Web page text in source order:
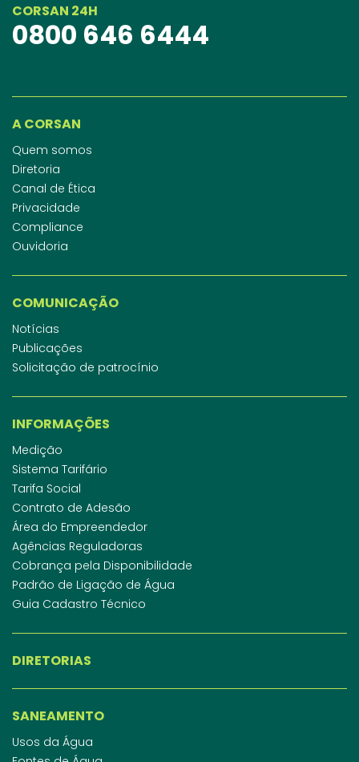
CORSAN 24H
0800 646 6444
A CORSAN
Quem somos
Diretoria
Canal de Ética
Privacidade
Compliance
Ouvidoria
COMUNICAÇÃO
Notícias
Publicações
Solicitação de patrocínio
INFORMAÇÕES
Medição
Sistema Tarifário
Tarifa Social
Contrato de Adesão
Área do Empreendedor
Agências Reguladoras
Cobrança pela Disponibilidade
Padrão de Ligação de Água
Guia Cadastro Técnico
DIRETORIAS
SANEAMENTO
Usos da Água